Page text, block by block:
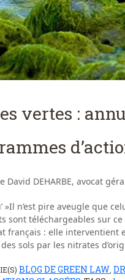
vertes :
David DEHARBE, avocat
»Il n’est pire aveugle que
sont téléchargeables sur
français : elle
sols par les nitrates
BLOG DE GREEN LAW